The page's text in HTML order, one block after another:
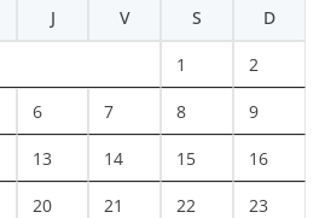
J V S D
1 2
6 7 8 9
13 14 15 16
20 21 22 23